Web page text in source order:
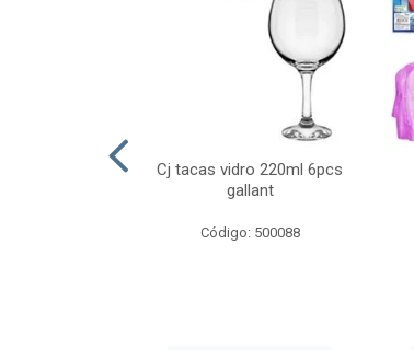
Cj tacas vidro 220ml 6pcs
gallant
Código: 500088